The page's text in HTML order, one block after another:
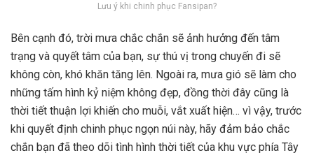
Lưu ý khi chinh phục Fansipan?
Bên cạnh đó, trời mưa chắc chắn sẽ ảnh hưởng đến tâm
trạng và quyết tâm của bạn, sự thú vị trong chuyến đi sẽ
không còn, khó khăn tăng lên. Ngoài ra, mưa gió sẽ làm cho
những tấm hình kỷ niệm không đẹp, đồng thời đây cũng là
thời tiết thuận lợi khiến cho muỗi, vắt xuất hiện… vì vậy, trước
khi quyết định chinh phục ngọn núi này, hãy đảm bảo chắc
chắn bạn đã theo dõi tình hình thời tiết của khu vực phía Tây